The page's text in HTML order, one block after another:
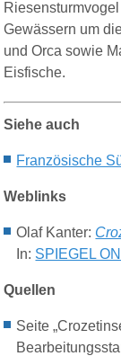
Gewässern um
und Orca sowie
Eisfische.
Siehe auch
Französische
Weblinks
Olaf Kanter:
In: SPIEGEL
Quellen
Seite